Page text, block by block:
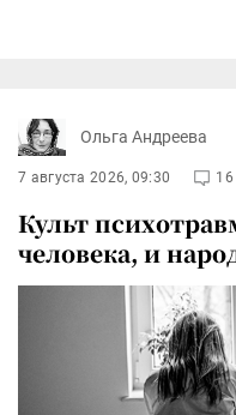
Ольга Андреева
7 августа 2026, 09:30 16
Культ
человека, и